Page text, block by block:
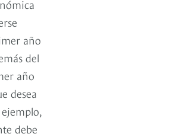
año
del
año
desea
debe